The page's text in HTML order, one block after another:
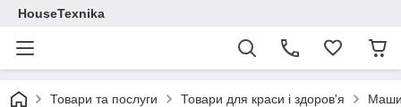
HouseTexnika
Товари та послуги Товари для краси і здоров'я